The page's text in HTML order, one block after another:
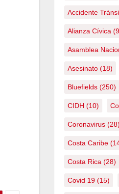
Accidente
Alianza Cívica
Asamblea
Asesinato(18)
Bluefields(250)
CIDH (10)
Coronavirus(28)
Costa Caribe
Costa Rica (28)
Covid 19(15)